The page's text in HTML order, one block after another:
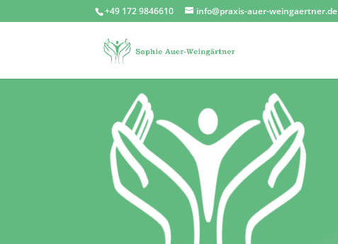
+49 172 9846610 info@praxis-auer-weingaertner.de